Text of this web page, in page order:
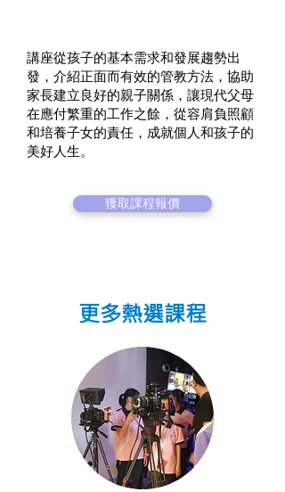
講座從孩子的基本需求和發展趨勢出
發，介紹正面而有效的管教方法，協助
家長建立良好的親子關係，讓現代父母
在應付繁重的工作之餘，從容肩負照顧
和培養子女的責任，成就個人和孩子的
美好人生。
獲取課程報價
更多熱選課程